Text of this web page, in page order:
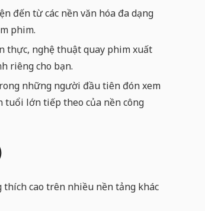
đến từ các nền văn hóa đa dạng
phim.
thực, nghệ thuật quay phim xuất
riêng cho bạn.
những người đầu tiên đón xem
lớn tiếp theo của nền công
cao trên nhiều nền tảng khác